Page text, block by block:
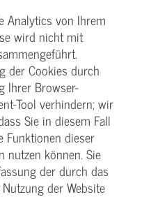
Analytics von Ihrem
wird nicht mit
der Cookies durch
Ihrer Browser-
Tool verhindern; wir
Sie in diesem Fall
Funktionen dieser
nutzen können. Sie
der durch das
der Website